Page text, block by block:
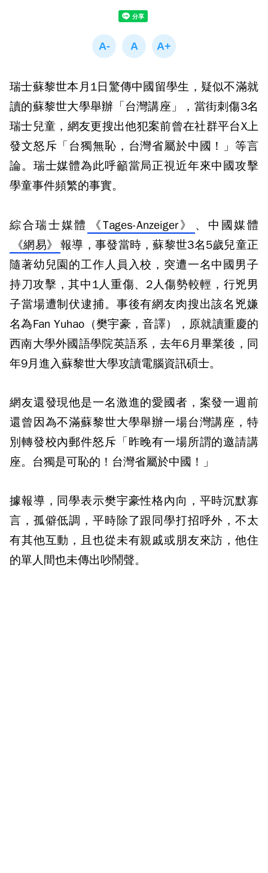
瑞士蘇黎世本月1日驚傳中國留學生，疑似不滿就
讀的蘇黎世大學舉辦「台灣講座」，當街刺傷3名
瑞士兒童，網友更搜出他犯案前曾在社群平台X上
發文怒斥「台獨無恥，台灣省屬於中國！」等言
論。瑞士媒體為此呼籲當局正視近年來中國攻擊
學童事件頻繁的事實。
綜合瑞士媒體 《Tages-Anzeiger》
、中國媒體
《網易》 報導，事發當時，蘇黎世3名5歲兒童正
隨著幼兒園的工作人員入校，突遭一名中國男子
持刀攻擊，其中1人重傷、2人傷勢較輕，行兇男
子當場遭制伏逮捕。事後有網友肉搜出該名兇嫌
名為Fan Yuhao（樊宇豪，音譯），原就讀重慶的
西南大學外國語學院英語系，去年6月畢業後，同
年9月進入蘇黎世大學攻讀電腦資訊碩士。
網友還發現他是一名激進的愛國者，案發一週前
還曾因為不滿蘇黎世大學舉辦一場台灣講座，特
別轉發校內郵件怒斥「昨晚有一場所謂的邀請講
座。台獨是可恥的！台灣省屬於中國！」
據報導，同學表示樊宇豪性格內向，平時沉默寡
言，孤僻低調，平時除了跟同學打招呼外，不太
有其他互動，且也從未有親戚或朋友來訪，他住
的單人間也未傳出吵鬧聲。